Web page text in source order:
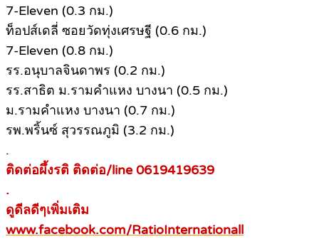
7-Eleven (0.3 กม.)
ท็อปส์เดลี่ ซอยวัดทุ่งเศรษฐี (0.6 กม.)
7-Eleven (0.8 กม.)
รร.อนุบาลจินดาพร (0.2 กม.)
รร.สาธิต ม.รามคำแหง บางนา (0.5 กม.)
ม.รามคำแหง บางนา (0.7 กม.)
รพ.พริ้นซ์ สุวรรณภูมิ (3.2 กม.)
.
ติดต่อผึ้งรติ ติดต่อ/line 0619419639
.
ดูดีลดีๆเพิ่มเติม
www.facebook.com/RatioInternationall